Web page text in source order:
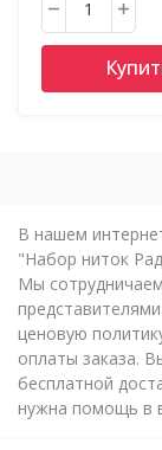
В нашем
"Набор ниток
Мы
ценовую
оплаты заказа.
бесплатной
нужна помощь в